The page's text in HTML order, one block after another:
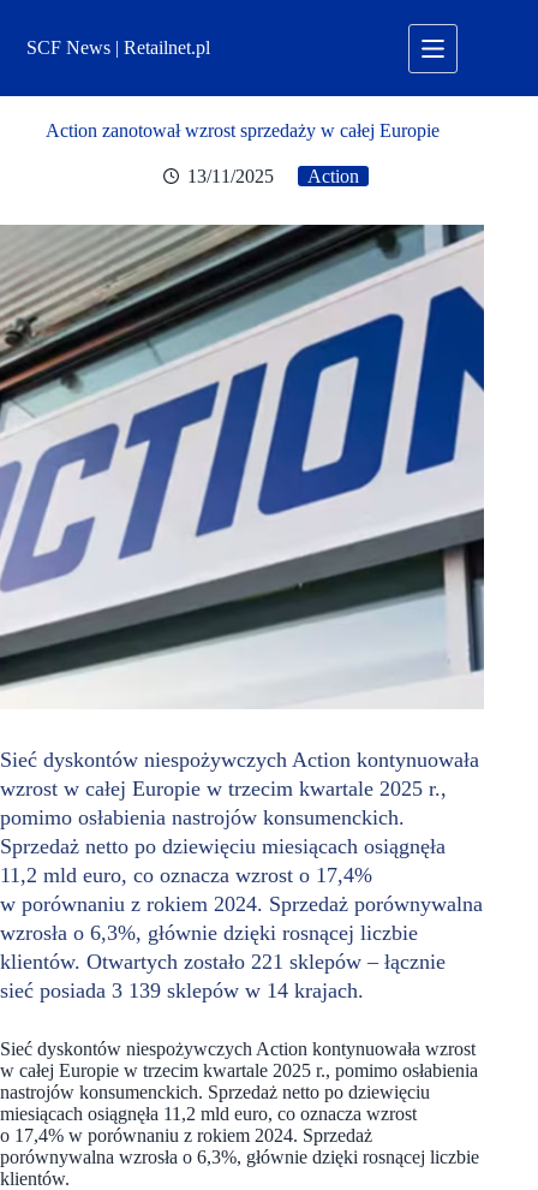
treściSCF News | Retailnet.pl
Action zanotował wzrost sprzedaży w całej Europie
13/11/2025 Action
Sieć dyskontów niespożywczych Action kontynuowała
wzrost w całej Europie w trzecim kwartale 2025 r.,
pomimo osłabienia nastrojów konsumenckich.
Sprzedaż netto po dziewięciu miesiącach osiągnęła
11,2 mld euro, co oznacza wzrost o 17,4%
w porównaniu z rokiem 2024. Sprzedaż porównywalna
wzrosła o 6,3%, głównie dzięki rosnącej liczbie
klientów. Otwartych zostało 221 sklepów – łącznie
sieć posiada 3 139 sklepów w 14 krajach.
Sieć dyskontów niespożywczych Action kontynuowała wzrost
w całej Europie w trzecim kwartale 2025 r., pomimo osłabienia
nastrojów konsumenckich. Sprzedaż netto po dziewięciu
miesiącach osiągnęła 11,2 mld euro, co oznacza wzrost
o 17,4% w porównaniu z rokiem 2024. Sprzedaż
porównywalna wzrosła o 6,3%, głównie dzięki rosnącej liczbie
klientów.